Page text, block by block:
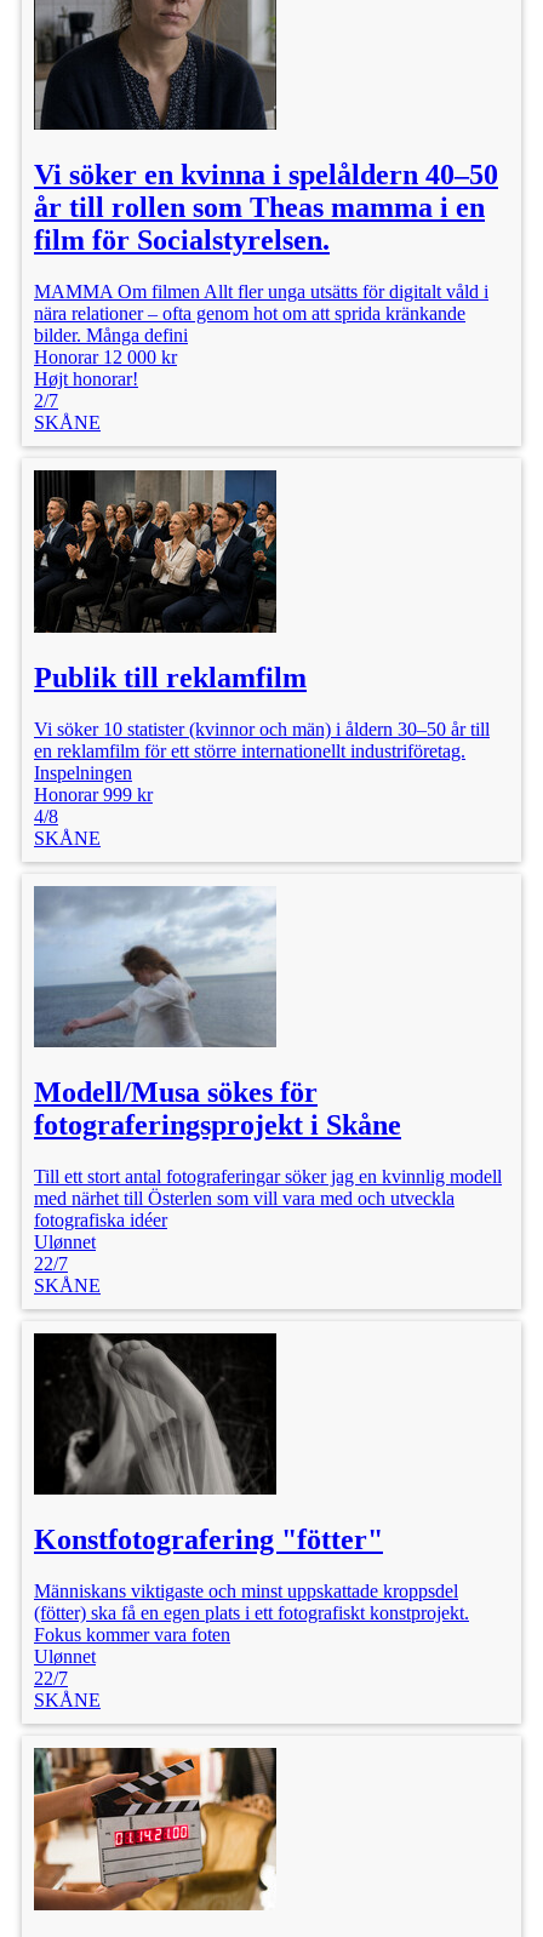
Vi söker en kvinna i spelåldern 40–50
år till rollen som Theas mamma i en
film för Socialstyrelsen.
MAMMA Om filmen Allt fler unga utsätts för digitalt våld i
nära relationer – ofta genom hot om att sprida kränkande
bilder. Många defini
Honorar 12 000 kr
Højt honorar!
2/7
SKÅNE
Publik till reklamfilm
Vi söker 10 statister (kvinnor och män) i åldern 30–50 år till
en reklamfilm för ett större internationellt industriföretag.
Inspelningen
Honorar 999 kr
4/8
SKÅNE
Modell/Musa sökes för
fotograferingsprojekt i Skåne
Till ett stort antal fotograferingar söker jag en kvinnlig modell
med närhet till Österlen som vill vara med och utveckla
fotografiska idéer
Ulønnet
22/7
SKÅNE
Konstfotografering "fötter"
Människans viktigaste och minst uppskattade kroppsdel
(fötter) ska få en egen plats i ett fotografiskt konstprojekt.
Fokus kommer vara foten
Ulønnet
22/7
SKÅNE